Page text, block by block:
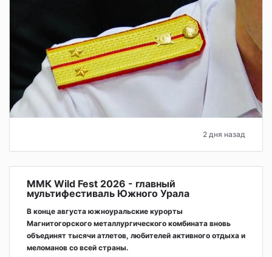
2 дня назад
ММК Wild Fest 2026 - главный
мультифестиваль Южного Урала
В конце августа южноуральские курорты
Магнитогорского металлургического комбината вновь
объединят тысячи атлетов, любителей активного отдыха и
меломанов со всей страны.